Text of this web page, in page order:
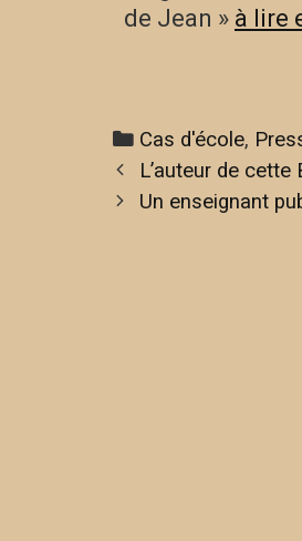
de Jean » à lire
Cas d'école,
L’auteur de
Un enseignant